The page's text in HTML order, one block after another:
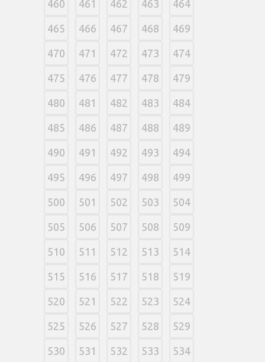
460 461 462 463 464
465 466 467 468 469
470 471 472 473 474
475 476 477 478 479
480 481 482 483 484
485 486 487 488 489
490 491 492 493 494
495 496 497 498 499
500 501 502 503 504
505 506 507 508 509
510 511 512 513 514
515 516 517 518 519
520 521 522 523 524
525 526 527 528 529
530 531 532 533 534